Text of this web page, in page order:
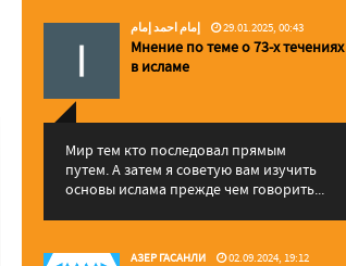
إمام احمد إمام 29.01.2025, 00:43
Мнение по теме о 73-х течениях
в исламе
Мир тем кто последовал прямым
путем. А затем я советую вам изучить
основы ислама прежде чем говорить...
АЗЕР ГАСАНЛИ 02.09.2024, 19:12